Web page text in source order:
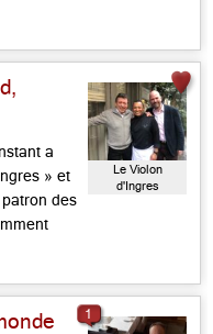
tout
et … de
a
» et
des
Le Violon
d'Ingres
1